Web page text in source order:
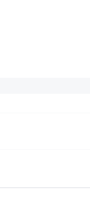
상화 부
"사람보다 더 많이